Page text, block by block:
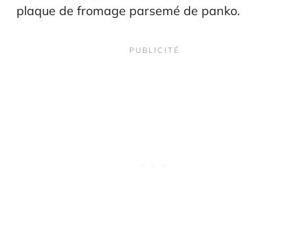
plaque de fromage parsemé de panko.